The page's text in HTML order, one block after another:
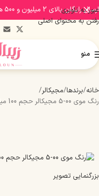
عبور به ناوبری
رفتن به محتوای اصلی
منو
خانه برندها مجیکالر
رنگ موی 00-5 مجیکالر حجم 100 میل رنگ قهوه ای روشن قوی
بزرگنمایی تصویر
ارسال رایگان بالای 2 میلیون و 500 هزار تومان (تا 5 کیلوگرم)